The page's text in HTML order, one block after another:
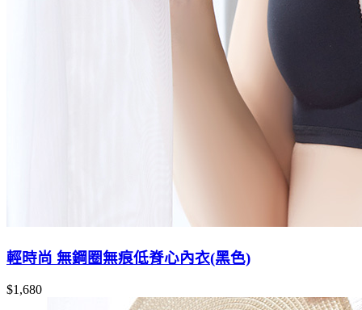
輕時尚 無鋼圈無痕低脊心內衣(黑色)
$1,680